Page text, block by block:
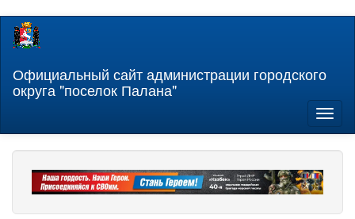
Перейти
содержанию
Официальный сайт администрации городского
округа "поселок Палана"